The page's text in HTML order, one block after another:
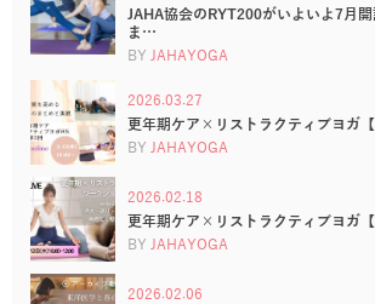
JAHA協会のRYT200がいよいよ7月
ま…
BY JAHAYOGA
2026.03.27
更年期ケア×リストラクティブヨガ
BY JAHAYOGA
2026.02.18
更年期ケア×リストラクティブヨガ
BY JAHAYOGA
2026.02.06